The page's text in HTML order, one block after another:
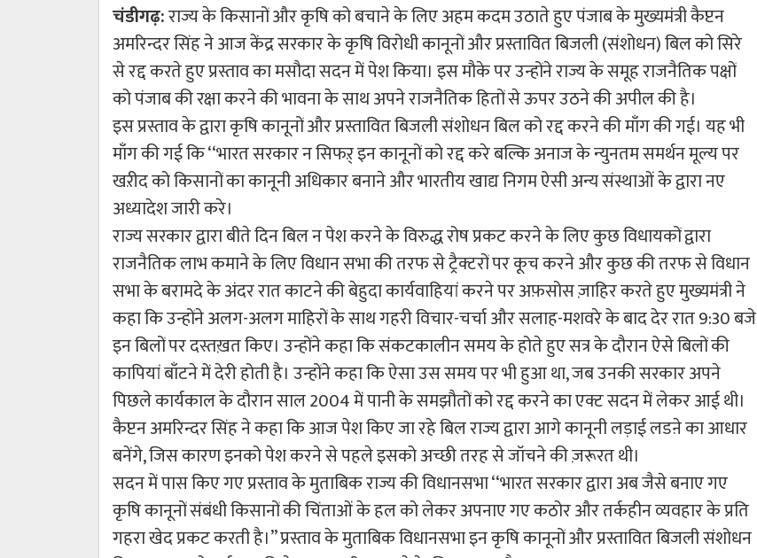
चंडीगढ़:राज्य के किसानों और कृषि को बचाने के लिए अहम कदम उठाते हुए पंजाब के मुख्यमंत्री कैप्टन
अमरिन्दर सिंह ने आज केंद्र सरकार के कृषि विरोधी कानूनों और प्रस्तावित बिजली (संशोधन) बिल को सिरे
से रद्द करते हुए प्रस्ताव का मसौदा सदन में पेश किया। इस मौके पर उन्होंने राज्य के समूह राजनैतिक पक्षों
को पंजाब की रक्षा करने की भावना के साथ अपने राजनैतिक हितों से ऊपर उठने की अपील की है।
इस प्रस्ताव के द्वारा कृषि कानूनों और प्रस्तावित बिजली संशोधन बिल को रद्द करने की माँग की गई। यह भी
माँग की गई कि ‘‘भारत सरकार न सिफऱ् इन कानूनों को रद्द करे बल्कि अनाज के न्युनतम समर्थन मूल्य पर
खऱीद को किसानों का कानूनी अधिकार बनाने और भारतीय खाद्य निगम ऐसी अन्य संस्थाओं के द्वारा नए
अध्यादेश जारी करे।
राज्य सरकार द्वारा बीते दिन बिल न पेश करने के विरुद्ध रोष प्रकट करने के लिए कुछ विधायकों द्वारा
राजनैतिक लाभ कमाने के लिए विधान सभा की तरफ से ट्रैक्टरों पर कूच करने और कुछ की तरफ से विधान
सभा के बरामदे के अंदर रात काटने की बेहुदा कार्यवाहियां करने पर अफ़सोस ज़ाहिर करते हुए मुख्यमंत्री ने
कहा कि उन्होंने अलग-अलग माहिरों के साथ गहरी विचार-चर्चा और सलाह-मशवरे के बाद देर रात 9:30 बजे
इन बिलों पर दस्तख़त किए। उन्होंने कहा कि संकटकालीन समय के होते हुए सत्र के दौरान ऐसे बिलों की
कापियां बाँटने में देरी होती है। उन्होंने कहा कि ऐसा उस समय पर भी हुआ था, जब उनकी सरकार अपने
पिछले कार्यकाल के दौरान साल 2004 में पानी के समझौतों को रद्द करने का एक्ट सदन में लेकर आई थी।
कैप्टन अमरिन्दर सिंह ने कहा कि आज पेश किए जा रहे बिल राज्य द्वारा आगे कानूनी लड़ाई लडऩे का आधार
बनेंगे, जिस कारण इनको पेश करने से पहले इसको अच्छी तरह से जॉचने की ज़रूरत थी।
सदन में पास किए गए प्रस्ताव के मुताबिक राज्य की विधानसभा ‘‘भारत सरकार द्वारा अब जैसे बनाए गए
कृषि कानूनों संबंधी किसानों की चिंताओं के हल को लेकर अपनाए गए कठोर और तर्कहीन व्यवहार के प्रति
गहरा खेद प्रकट करती है।’’ प्रस्ताव के मुताबिक विधानसभा इन कृषि कानूनों और प्रस्तावित बिजली संशोधन